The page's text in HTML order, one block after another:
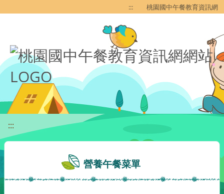
::: 桃園國中午餐教育資訊網
:::
營養午餐菜單